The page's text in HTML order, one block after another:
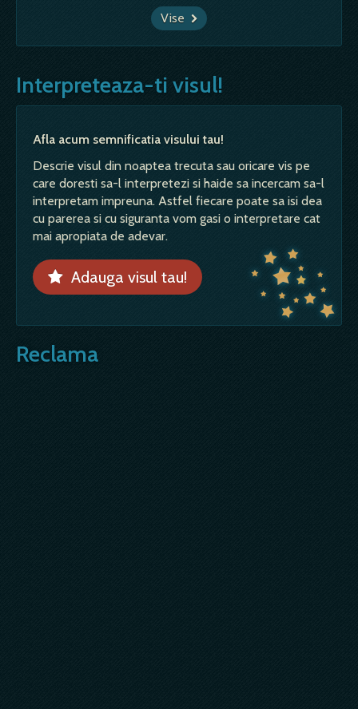
Vise
Interpreteaza-ti visul!
Afla acum semnificatia visului tau!
Descrie visul din noaptea trecuta sau oricare vis pe
care doresti sa-l interpretezi si haide sa incercam sa-l
interpretam impreuna. Astfel fiecare poate sa isi dea
cu parerea si cu siguranta vom gasi o interpretare cat
mai apropiata de adevar.
Adauga visul tau!
Reclama